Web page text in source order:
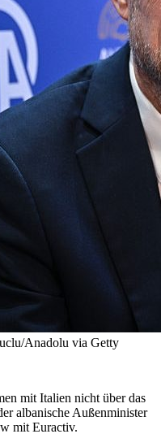
Anadolu via Getty
mit Italien nicht über das
albanische Außenminister
mit Euractiv.